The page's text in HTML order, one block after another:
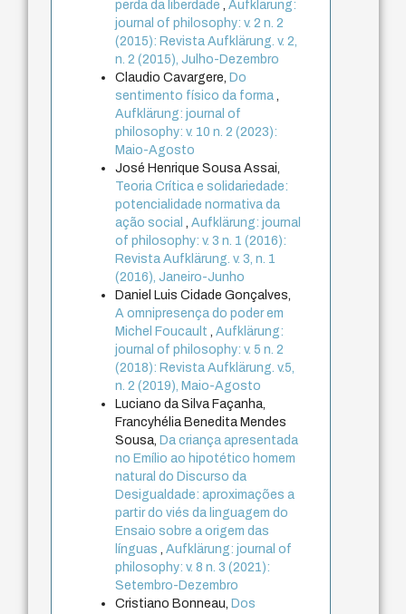
perda da liberdade,Aufklärung:
journal of philosophy: v. 2 n. 2
(2015): Revista Aufklärung. v. 2,
n. 2 (2015), Julho-Dezembro
Claudio Cavargere, Do
sentimento físico da forma,
Aufklärung: journal of
philosophy: v. 10 n. 2 (2023):
Maio-Agosto
José Henrique Sousa Assai,
Teoria Crítica e solidariedade:
potencialidade normativa da
ação social,Aufklärung: journal
of philosophy: v. 3 n. 1 (2016):
Revista Aufklärung. v. 3, n. 1
(2016), Janeiro-Junho
Daniel Luis Cidade Gonçalves,
A omnipresença do poder em
Michel Foucault,Aufklärung:
journal of philosophy: v. 5 n. 2
(2018): Revista Aufklärung. v.5,
n. 2 (2019), Maio-Agosto
Luciano da Silva Façanha,
Francyhélia Benedita Mendes
Sousa, Da criança apresentada
no Emílio ao hipotético homem
natural do Discurso da
Desigualdade: aproximações a
partir do viés da linguagem do
Ensaio sobre a origem das
línguas,Aufklärung: journal of
philosophy: v. 8 n. 3 (2021):
Setembro-Dezembro
Cristiano Bonneau, Dos